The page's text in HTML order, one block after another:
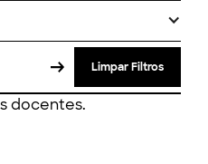
Limpar Filtros
docentes.